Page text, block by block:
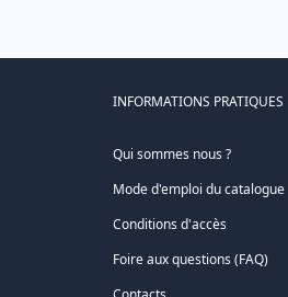
INFORMATIONS PRATIQUES
Qui sommes nous ?
Mode d'emploi du catalogue
Conditions d'accès
Foire aux questions (FAQ)